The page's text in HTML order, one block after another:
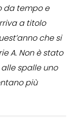
da tempo e
a titolo
che si
A. Non è stato
spalle uno
più